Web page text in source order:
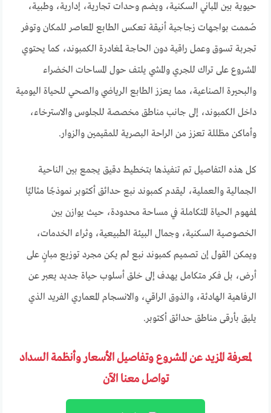
حيوية بين المباني السكنية، ويضم وحدات تجارية، إدارية، وطبية،
صُممت بواجهات زجاجية أنيقة تعكس الطابع المعاصر للمكان وتوفر
تجربة تسوق وعمل راقية دون الحاجة لمغادرة الكمبوند، كما يحتوي
المشروع على تراك للجري والمشي يلتف حول المساحات الخضراء
والبحيرة الصناعية، مما يعزز الطابع الرياضي والصحي للحياة اليومية
داخل الكمبوند، إلى جانب مناطق مخصصة للجلوس والاسترخاء،
وأماكن مظللة تعزز من الراحة البصرية للمقيمين والزوار.
كل هذه التفاصيل تم تنفيذها بتخطيط دقيق يجمع بين الناحية
الجمالية والعملية، ليقدم كمبوند نبع حدائق أكتوبر نموذجًا مثاليًا
لمفهوم الحياة المتكاملة في مساحة محدودة، حيث يوازن بين
الخصوصية السكنية، وجمال البيئة الطبيعية، وثراء الخدمات،
ويمكن القول إن تصميم كمبوند نبع لم يكن مجرد توزيع مبانٍ على
أرض، بل فكر متكامل يهدف إلى خلق أسلوب حياة جديد يعبر عن
الرفاهية الهادئة، والذوق الراقي، والانسجام المعماري الفريد الذي
يليق بأرقى مناطق حدائق أكتوبر.
لمعرفة المزيد عن المشروع وتفاصيل الأسعار وأنظمة السداد
تواصل معنا الآن